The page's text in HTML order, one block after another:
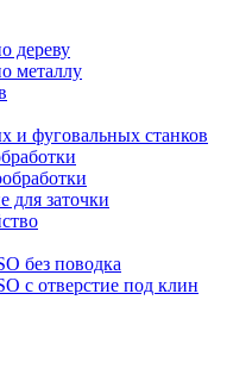
дереву
металлу
и фуговальных станков
для заточки
без поводка
с отверстие под клин